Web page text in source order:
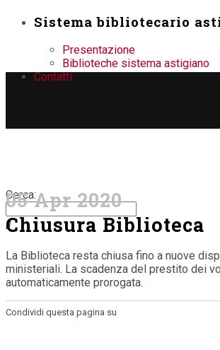
Sistema bibliotecario
Presentazione
Biblioteche sistema astigiano
Contatti
Cerca:
Home>Biblioteca >Chiusura Biblioteca
05 Apr 2020
Chiusura Biblioteca
La Biblioteca resta chiusa fino a nuove
ministeriali. La scadenza del prestito dei
automaticamente prorogata.
Condividi questa pagina su